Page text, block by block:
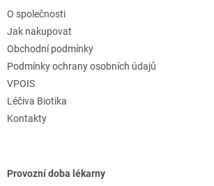
O společnosti
Jak nakupovat
Obchodní podmínky
Podmínky ochrany osobních údajů
VPOIS
Léčiva Biotika
Kontakty
Provozní doba lékarny